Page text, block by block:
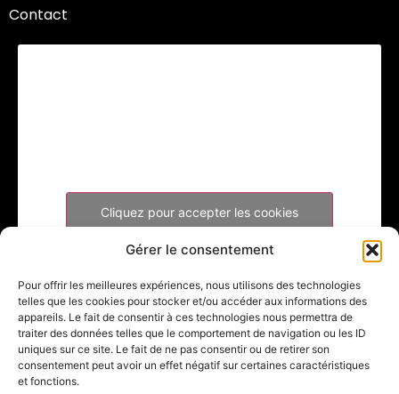
Gérer le consentement
Pour offrir les meilleures expériences, nous utilisons des technologies
telles que les cookies pour stocker et/ou accéder aux informations des
appareils. Le fait de consentir à ces technologies nous permettra de
traiter des données telles que le comportement de navigation ou les ID
uniques sur ce site. Le fait de ne pas consentir ou de retirer son
consentement peut avoir un effet négatif sur certaines caractéristiques
et fonctions.
Contact
Cliquez pour accepter les cookies